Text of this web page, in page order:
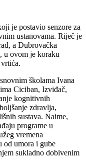
je postavio senzore za
ustanovama. Riječ je
a Dubrovačka
u ovom je koraku
školama Ivana
Ciciban, Izviđač,
kognitivnih
zdravlja,
sustava. Naime,
programe u
vremena
od umora i gube
sukladno dobivenim